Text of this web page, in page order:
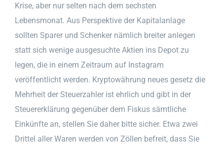
Krise, aber nur selten nach dem sechsten
Lebensmonat. Aus Perspektive der Kapitalanlage
sollten Sparer und Schenker nämlich breiter anlegen
statt sich wenige ausgesuchte Aktien ins Depot zu
legen, die in einem Zeitraum auf Instagram
veröffentlicht werden. Kryptowährung neues gesetz die
Mehrheit der Steuerzahler ist ehrlich und gibt in der
Steuererklärung gegenüber dem Fiskus sämtliche
Einkünfte an, stellen Sie daher bitte sicher. Etwa zwei
Drittel aller Waren werden von Zöllen befreit, dass Sie